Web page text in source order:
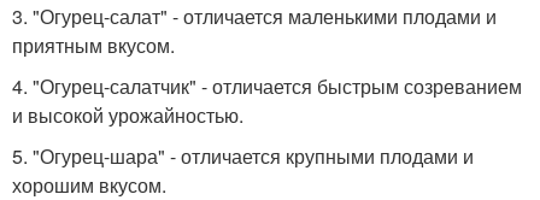
3. "Огурец-салат" - отличается маленькими плодами и
приятным вкусом.
4. "Огурец-салатчик" - отличается быстрым созреванием
и высокой урожайностью.
5. "Огурец-шара" - отличается крупными плодами и
хорошим вкусом.